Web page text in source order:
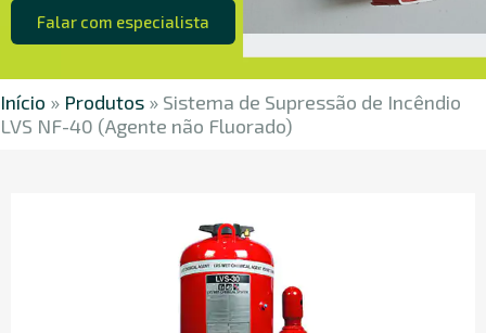
Falar com especialista
Início » Produtos » Sistema de Supressão de Incêndio
LVS NF-40 (Agente não Fluorado)